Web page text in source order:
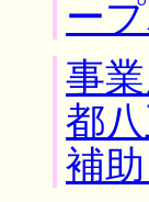
ー
事
都
補助